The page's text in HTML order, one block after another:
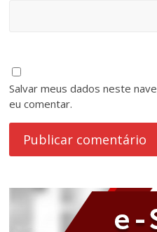
Salvar meus dados neste
eu comentar.